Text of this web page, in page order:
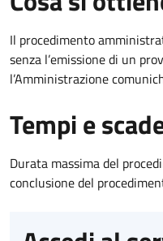
Il procedimento
senza l’emissione di un
l’Amministrazione
Tempi e
Durata massima del
conclusione del